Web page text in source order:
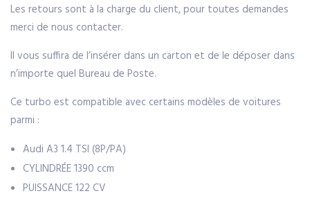
Les retours sont à la charge du client, pour toutes demandes
merci de nous contacter.
Il vous suffira de l’insérer dans un carton et de le déposer dans
n’importe quel Bureau de Poste.
Ce turbo est compatible avec certains modèles de voitures
parmi :
Audi A3 1.4 TSI (8P/PA)
CYLINDRÉE1390 ccm
PUISSANCE122 CV